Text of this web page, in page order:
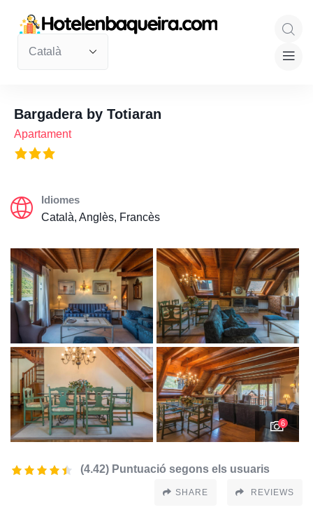
Bargadera by Totiaran
Apartament
Idiomes
Català, Anglès, Francès
6
(4.42) Puntuació segons els usuaris
SHARE REVIEWS